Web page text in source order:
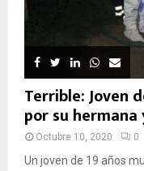
Terrible: Joven
por su hermana
Octubre 10, 2020 0
Un joven de 19 años